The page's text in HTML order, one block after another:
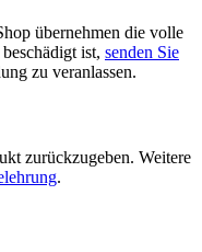
übernehmen die volle
ist, senden Sie
zu veranlassen.
zurückzugeben. Weitere
.